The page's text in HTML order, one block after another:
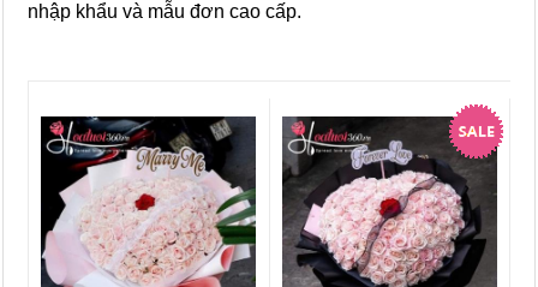
nhập khẩu và mẫu đơn cao cấp.